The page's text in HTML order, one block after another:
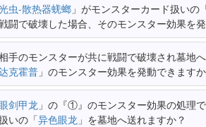
虫-散热器蜣螂 」がモンスターカード扱いの
闘で破壊した場合、そのモンスター効果を
手のモンスターが共に戦闘で破壊され墓地
克霍普 」のモンスター効果を発動できます
剑甲龙 」の『①』のモンスター効果の処理
いの「异色眼龙 」を墓地へ送れますか？